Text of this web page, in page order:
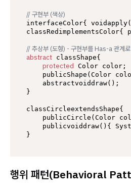
// 구현부 (색상)
interfaceColor{
// 추상부 (도형) - 구현부를 Has-a 관계로
abstract classShape{
protected Color color;
publicShape(Color
    abstractvoiddraw();
}
classCircleextendsShape{
publicCircle(Color
publicvoiddraw(){
행위 패턴(Behavioral